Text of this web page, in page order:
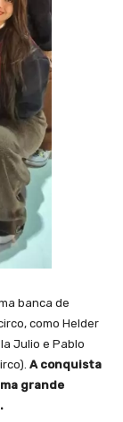
banca de
como Helder
Julio e Pablo
A conquista
grande